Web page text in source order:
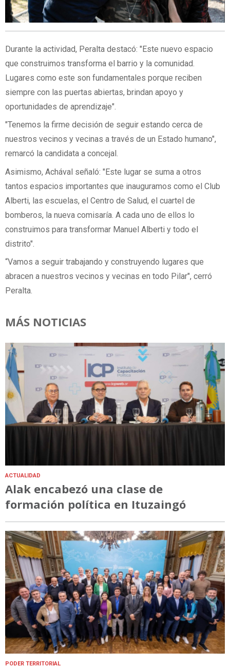
Durante la actividad, Peralta destacó: "Este nuevo espacio
que construimos transforma el barrio y la comunidad.
Lugares como este son fundamentales porque reciben
siempre con las puertas abiertas, brindan apoyo y
oportunidades de aprendizaje".
"Tenemos la firme decisión de seguir estando cerca de
nuestros vecinos y vecinas a través de un Estado humano",
remarcó la candidata a concejal.
Asimismo, Achával señaló: "Este lugar se suma a otros
tantos espacios importantes que inauguramos como el Club
Alberti, las escuelas, el Centro de Salud, el cuartel de
bomberos, la nueva comisaría. A cada uno de ellos lo
construimos para transformar Manuel Alberti y todo el
distrito".
“Vamos a seguir trabajando y construyendo lugares que
abracen a nuestros vecinos y vecinas en todo Pilar", cerró
Peralta.
MÁS NOTICIAS
ACTUALIDAD
Alak encabezó una clase de
formación política en Ituzaingó
PODER TERRITORIAL